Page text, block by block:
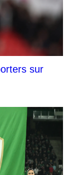
sur